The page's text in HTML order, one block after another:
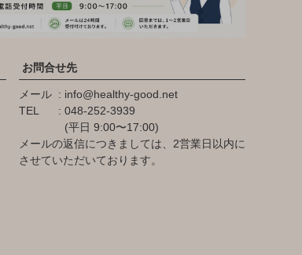
お問合せ先
メール
info@healthy-good.net
TEL
048-252-3939
(平日 9:00〜17:00)
メールの返信につきましては、2営業日以内に
させていただいております。